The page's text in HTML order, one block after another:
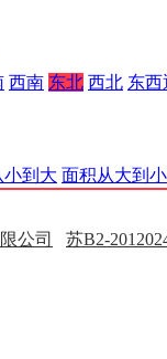
西南 东北 西北 东西
到大 面积从大到小
公司 苏B2-